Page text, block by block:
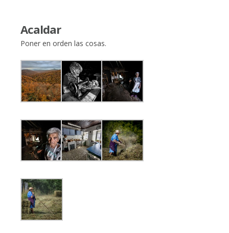
Acaldar
Poner en orden las cosas.